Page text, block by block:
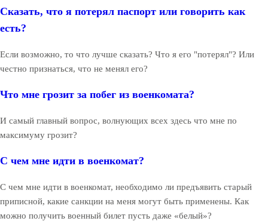
Сказать, что я потерял паспорт или говорить как
есть?
Если возможно, то что лучше сказать? Что я его "потерял"? Или
честно признаться, что не менял его?
Что мне грозит за побег из военкомата?
И самый главный вопрос, волнующих всех здесь что мне по
максимуму грозит?
С чем мне идти в военкомат?
С чем мне идти в военкомат, необходимо ли предъявить старый
приписной, какие санкции на меня могут быть применены. Как
можно получить военный билет пусть даже «белый»?